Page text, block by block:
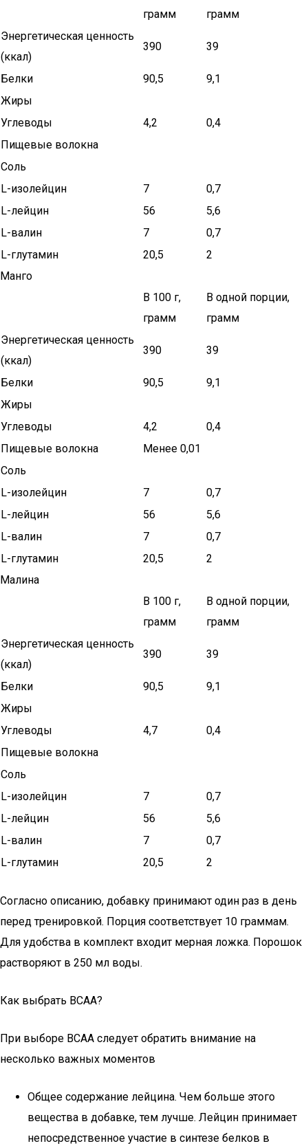
грамм
грамм
Энергетическая ценность
(ккал)
390 39
Белки 90,5
9,1
Жиры
Углеводы
4,2
0,4
Пищевые волокна
Соль
L-изолейцин
7
0,7
L-лейцин
56
5,6
L-валин
7
0,7
L-глутамин
20,5
2
Манго
В 100 г,
грамм
В одной порции,
грамм
Энергетическая ценность
(ккал)
390 39
Белки 90,5
9,1
Жиры
Углеводы
4,2
0,4
Пищевые волокна
Менее 0,01
Соль
L-изолейцин
7
0,7
L-лейцин
56
5,6
L-валин
7
0,7
L-глутамин
20,5
2
Малина
В 100 г,
грамм
В одной порции,
грамм
Энергетическая ценность
(ккал)
390 39
Белки 90,5
9,1
Жиры
Углеводы
4,7
0,4
Пищевые волокна
Соль
L-изолейцин
7
0,7
L-лейцин
56
5,6
L-валин
7
0,7
L-глутамин
20,5 2
Согласно описанию, добавку принимают один раз в день
перед тренировкой. Порция соответствует 10 граммам.
Для удобства в комплект входит мерная ложка. Порошок
растворяют в 250 мл воды.
Как выбрать BCAA?
При выборе ВСАА следует обратить внимание на
несколько важных моментов
Общее содержание лейцина. Чем больше этого
вещества в добавке, тем лучше. Лейцин принимает
непосредственное участие в синтезе белков в